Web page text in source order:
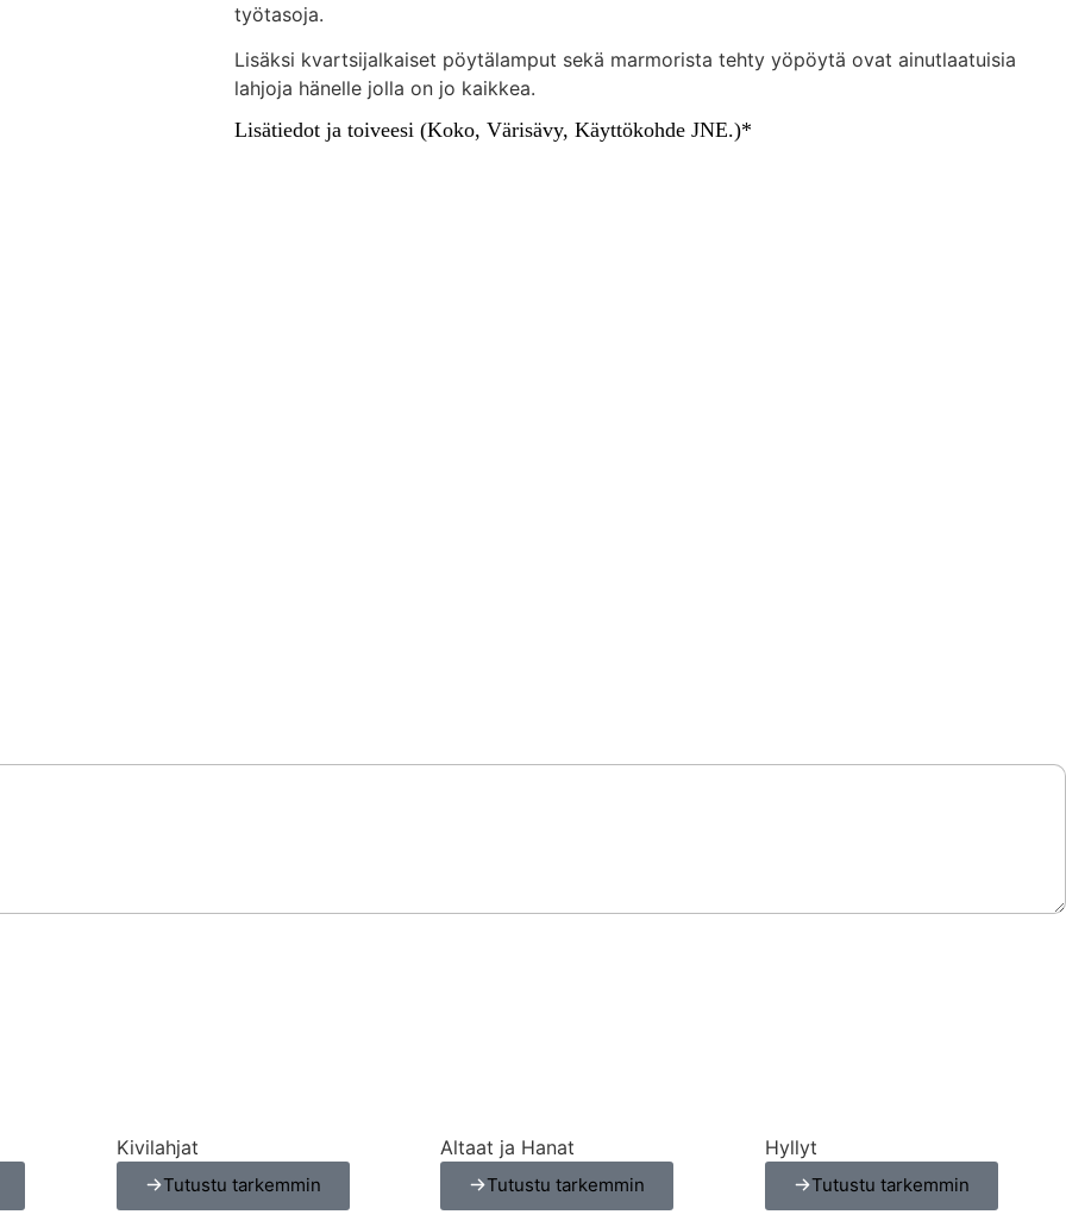
työtasoja.
Lisäksi kvartsijalkaiset pöytälamput sekä marmorista tehty yöpöytä ovat ainutlaatuisia
lahjoja hänelle jolla on jo kaikkea.
Lisätiedot ja toiveesi (Koko, Värisävy, Käyttökohde JNE.)*
Kivilahjat
Tutustu tarkemmin
Altaat ja Hanat
Tutustu tarkemmin
Hyllyt
Tutustu tarkemmin